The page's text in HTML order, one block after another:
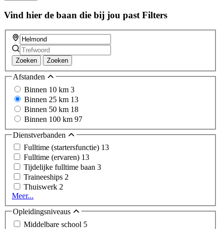
Vind hier de baan die bij jou past Filters
Zoeken Zoeken
Afstanden
Binnen 10 km 3
Binnen 25 km 13
Binnen 50 km 18
Binnen 100 km 97
Dienstverbanden
Fulltime (startersfunctie) 13
Fulltime (ervaren) 13
Tijdelijke fulltime baan 3
Traineeships 2
Thuiswerk 2
Meer...
Opleidingsniveaus
Middelbare school 5